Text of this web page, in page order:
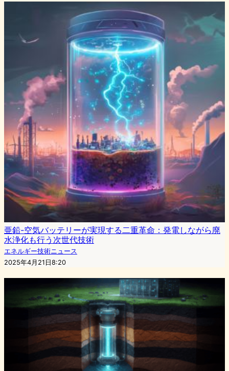
亜鉛-空気バッテリーが実現する二重革命：発電しながら廃
水浄化も行う次世代技術
エネルギー技術ニュース
2025年4月21日8:20